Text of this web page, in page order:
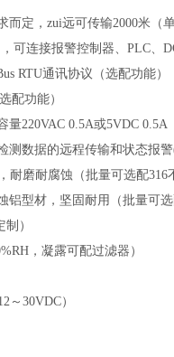
定，zui远可传输2000米（
可连接报警控制器、PLC、
RTU通讯协议 （选配功能）
配功能）
220VAC 0.5A或5VDC 0.5A
测数据的远程传输和状态报
耐磨耐腐蚀（批量可选配316
型材，坚固耐用（批量可选
）
，凝露可配过滤器）
～30VDC）